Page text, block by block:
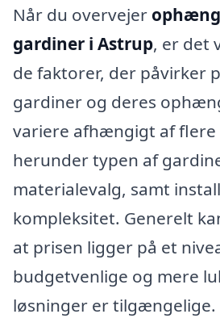
Når du overvejer
gardiner i Astrup, er det
de faktorer, der påvirker
gardiner og deres
variere afhængigt af flere
herunder typen af
materialevalg, samt
kompleksitet. Generelt
at prisen ligger på et
budgetvenlige og mere
løsninger er tilgængelige.